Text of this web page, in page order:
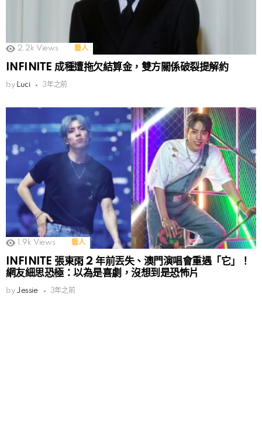
2.2k Views 藝人
INFINITE 成種遭拖欠結算金，雙方關係破裂提解約
by Luci 3年之前
1.9k Views 藝人
INFINITE 張東雨 2 年前丟失、澳門演唱會重遇「它」！
網友細思恐極：以為是喜劇，沒想到是恐怖片
by Jessie 3年之前